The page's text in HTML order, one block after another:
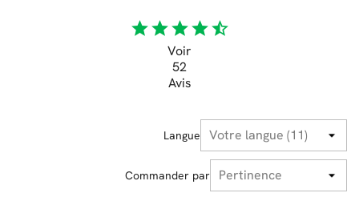
starstarstarstarstar_half
Voir
52
Avis
Langue
Commander par